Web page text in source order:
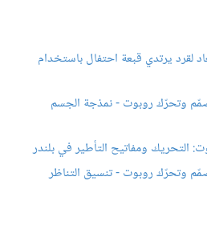
لقرد يرتدي قبعة احتفال باستخدام
وتحرّك روبوت - نمذجة الجسم
ومفاتيح التأطير في بلندر
وتحرّك روبوت - تنسيق التناظر